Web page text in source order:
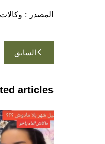
المصدر : وكالات
تصفّح
المقالات
السابق
articles